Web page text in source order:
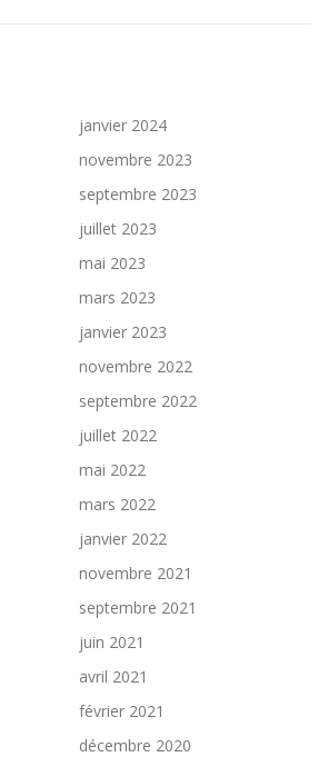
janvier 2024
novembre 2023
septembre 2023
juillet 2023
mai 2023
mars 2023
janvier 2023
novembre 2022
septembre 2022
juillet 2022
mai 2022
mars 2022
janvier 2022
novembre 2021
septembre 2021
juin 2021
avril 2021
février 2021
décembre 2020